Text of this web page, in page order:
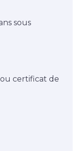
sous
certificat de